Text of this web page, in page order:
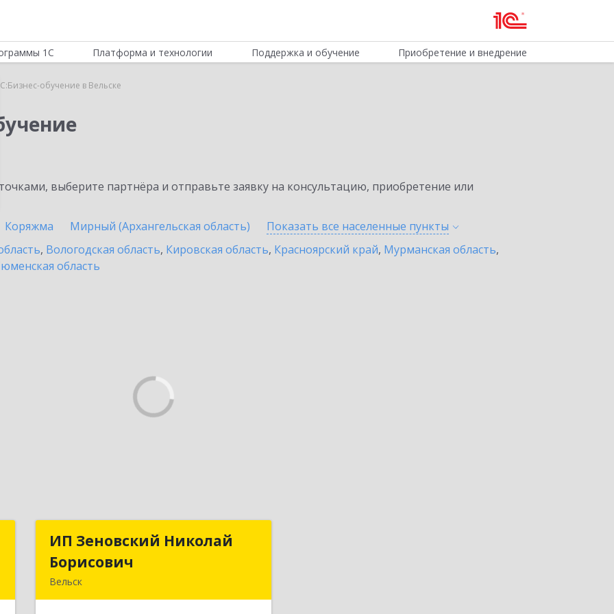
1С Платформа и технологии Поддержка и обучение Приобретение и внедрение
обучение в Вельске
выберите партнёра и отправьте заявку на консультацию, приобретение или
Коряжма Мирный (Архангельская область) Показать все населенные пункты
, Вологодская область, Кировская область, Красноярский край, Мурманская область,
область
ИП Зеновский Николай
Борисович
Вельск
ИП Зеновский Николай